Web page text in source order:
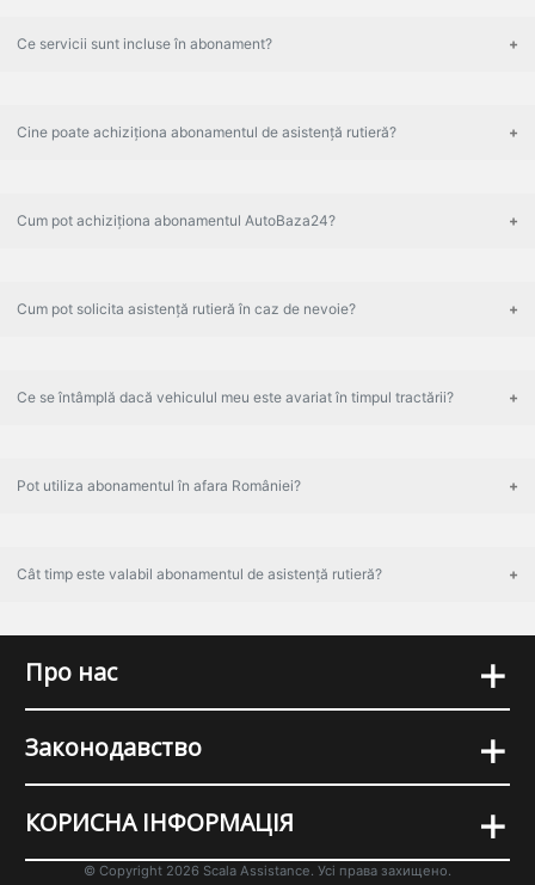
Ce servicii sunt incluse în abonament?
Cine poate achiziționa abonamentul de asistență rutieră?
Cum pot achiziționa abonamentul AutoBaza24?
Cum pot solicita asistență rutieră în caz de nevoie?
Ce se întâmplă dacă vehiculul meu este avariat în timpul tractării?
Pot utiliza abonamentul în afara României?
Cât timp este valabil abonamentul de asistență rutieră?
Про нас +
Законодавство +
КОРИСНА ІНФОРМАЦІЯ +
© Copyright 2026 Scala Assistance. Усі права захищено.